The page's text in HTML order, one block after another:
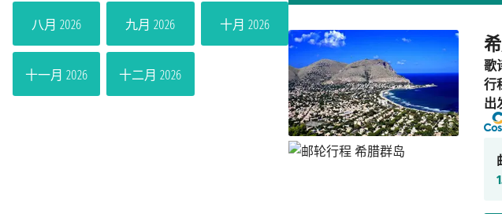
八月 2026 九月 2026 十月 2026
十一月 2026 十二月 2026
歌
行
出